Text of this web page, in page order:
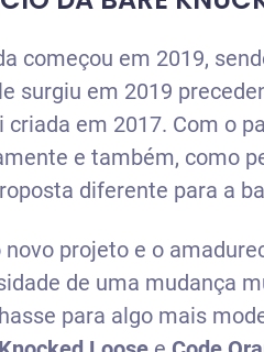
começou em 2019,
surgiu em 2019
criada em 2017. Com o
e também, como
diferente para a
novo projeto e o
de uma mudança
para algo mais